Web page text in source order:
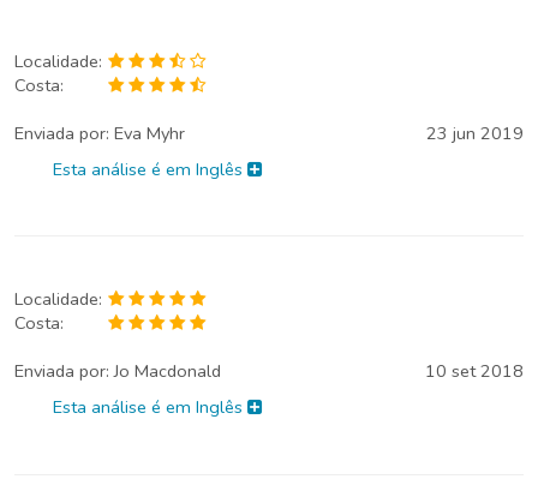
Localidade:
Costa:
Enviada por: Eva Myhr
23 jun 2019
Esta análise é em Inglês
Localidade:
Costa:
Enviada por:Jo Macdonald
10 set 2018
Esta análise é em Inglês